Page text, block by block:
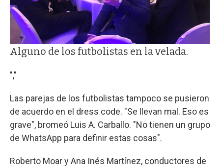
Alguno de los futbolistas en la velada.
","
Las parejas de los futbolistas tampoco se pusieron
de acuerdo en el dress code. "Se llevan mal. Eso es
grave", bromeó Luis A. Carballo. "No tienen un grupo
de WhatsApp para definir estas cosas".
Roberto Moar y Ana Inés Martínez, conductores de